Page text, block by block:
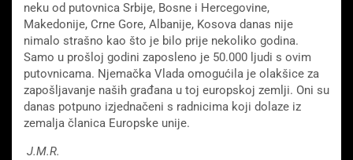
neku od putovnica Srbije, Bosne i Hercegovine,
Makedonije, Crne Gore, Albanije, Kosova danas nije
nimalo strašno kao što je bilo prije nekoliko godina.
Samo u prošloj godini zaposleno je 50.000 ljudi s ovim
putovnicama. Njemačka Vlada omogućila je olakšice za
zapošljavanje naših građana u toj europskoj zemlji. Oni su
danas potpuno izjednačeni s radnicima koji dolaze iz
zemalja članica Europske unije.
J.M.R.